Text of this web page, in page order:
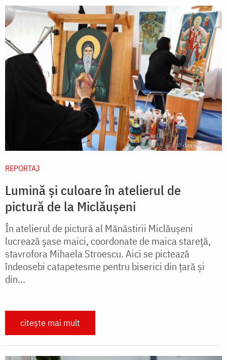
REPORTAJ
Lumină și culoare în atelierul de
pictură de la Miclăușeni
În atelierul de pictură al Mănăstirii Miclăușeni
lucrează șase maici, coordonate de maica stareță,
stavrofora Mihaela Stroescu. Aici se pictează
îndeosebi catapetesme pentru biserici din țară și
din...
citește mai mult